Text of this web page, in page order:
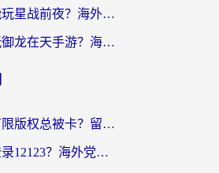
在国外能不能玩星战前夜？海外党国服游戏不卡顿的秘密武器在这里
在印度怎么玩御龙在天手游？海外党畅玩国服的终极生存指南
海外看优酷有限版权总被卡？留学生亲测有效的回国加速器选择指南
在国外如何登录12123？海外党必备的回国加速实用指南